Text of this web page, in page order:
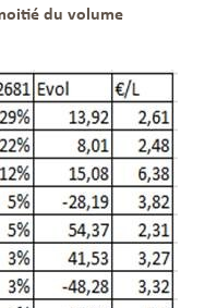
du volume